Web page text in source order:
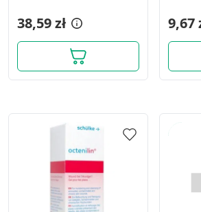
38,59 zł
sztuk).
9,67